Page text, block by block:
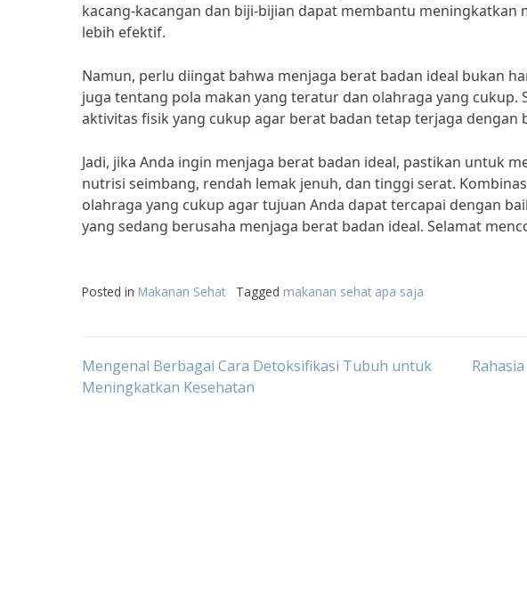
kacang-kacangan dan biji-bijian dapat membantu
lebih efektif.
Namun, perlu diingat bahwa menjaga berat badan ideal bukan
juga tentang pola makan yang teratur dan olahraga yang cukup.
aktivitas fisik yang cukup agar berat badan tetap terjaga dengan
Jadi, jika Anda ingin menjaga berat badan ideal, pastikan untuk
nutrisi seimbang, rendah lemak jenuh, dan tinggi serat.
olahraga yang cukup agar tujuan Anda dapat tercapai dengan
yang sedang berusaha menjaga berat badan ideal. Selamat
Posted in Makanan Sehat Tagged makanan sehat apa saja
Post
Mengenal Berbagai Cara Detoksifikasi Tubuh untuk
Meningkatkan Kesehatan